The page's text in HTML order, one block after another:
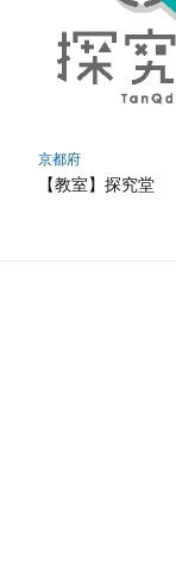
京都府
【教室】探究堂